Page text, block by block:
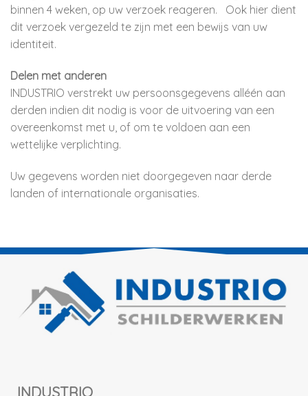
binnen 4 weken, op uw verzoek reageren. Ook hier dient
dit verzoek vergezeld te zijn met een bewijs van uw
identiteit.
Delen met anderen
INDUSTRIO verstrekt uw persoonsgegevens alléén aan
derden indien dit nodig is voor de uitvoering van een
overeenkomst met u, of om te voldoen aan een
wettelijke verplichting.
Uw gegevens worden niet doorgegeven naar derde
landen of internationale organisaties.
INDUSTRIO